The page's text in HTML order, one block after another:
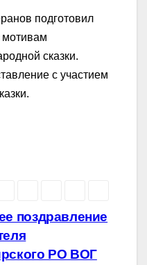
подготовил
мотивам
сказки.
с участием
поздравление
РО ВОГ